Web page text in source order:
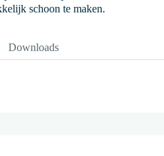
schoon te maken.
Downloads